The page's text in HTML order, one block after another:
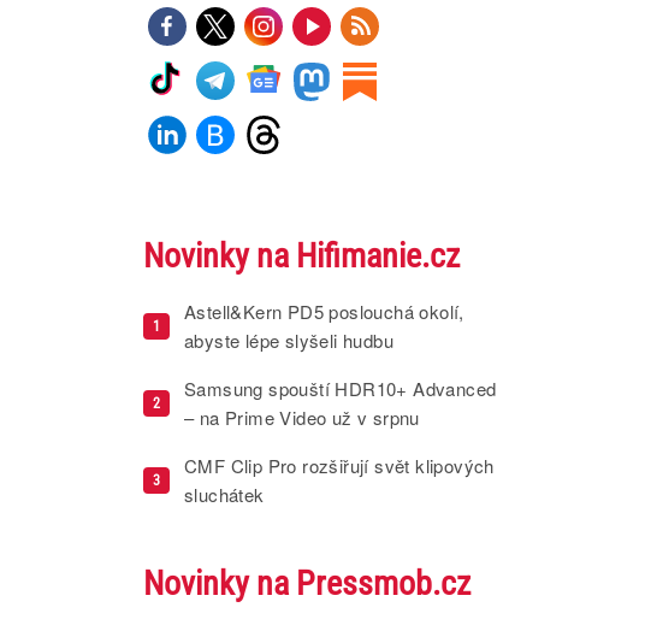
Novinky na Hifimanie.cz
1
Astell&Kern PD5 poslouchá okolí,
abyste lépe slyšeli hudbu
2
Samsung spouští HDR10+ Advanced
– na Prime Video už v srpnu
3
CMF Clip Pro rozšiřují svět klipových
sluchátek
Novinky na Pressmob.cz